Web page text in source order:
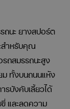
นะ ยางสปอร์ต
สำหรับคุณ
ถสมรรถนะสูง
ม ทั้งบนถนนแห้ง
รบังคับเลี้ยวได้
และลดความ